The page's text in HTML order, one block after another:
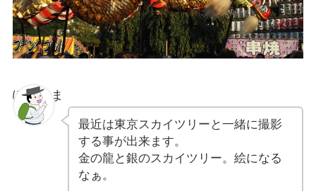
ぽちゃま
最近は東京スカイツリーと一緒に撮影
する事が出来ます。
金の龍と銀のスカイツリー。絵になる
なぁ。